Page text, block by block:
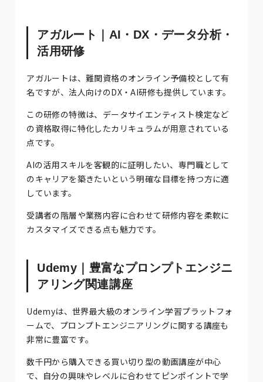
アガルート｜AI・DX・データ分析・
活用研修
アガルートは、難関資格のオンライン予備校として有
名ですが、法人向けのDX・AI研修も提供しています。
この研修の特徴は、データサイエンティスト検定など
の資格取得に特化したカリキュラムが用意されている
点です。
AIの活用スキルを客観的に証明したい、専門職として
のキャリアを築きたいという明確な目標を持つ方に適
しています。
受講者の階層や業務内容に合わせて研修内容を柔軟に
カスタマイズできる点も魅力です。
Udemy｜豊富なプロンプトエンジニ
アリング関連講座
Udemyは、世界最大級のオンライン学習プラットフォ
ームで、プロンプトエンジニアリングに関する講座も
非常に豊富です。
数千円から購入できる買い切り型の動画講座が中心
で、自分の興味やレベルに合わせてピンポイントで学